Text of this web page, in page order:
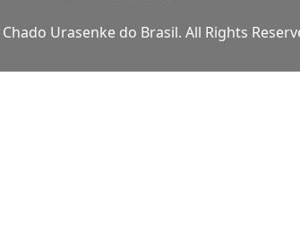
Urasenke do Brasil. All Rights